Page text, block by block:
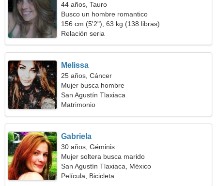
44 años, Tauro
Busco un hombre romantico
156 cm (5'2"), 63 kg (138 libras)
Relación seria
Melissa
25 años, Cáncer
Mujer busca hombre
San Agustín Tlaxiaca
Matrimonio
Gabriela
30 años, Géminis
Mujer soltera busca marido
San Agustín Tlaxiaca, México
Película, Bicicleta